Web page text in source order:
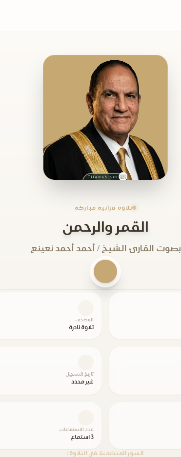
تلاوة قرآنية مباركة
القمر والرحمن
بصوت القارئ الشيخ / أحمد أحمد نعينع
المصحف
تلاوة نادرة
تاريخ التسجيل
غير محدد
عدد الاستماعات
3 استماع
السور المتضمنة في التلاوة: